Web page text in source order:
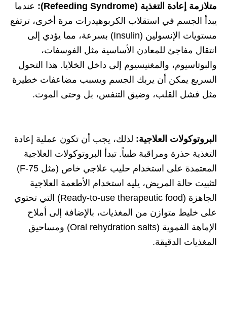
متلازمة إعادة التغذية (Refeeding Syndrome):
عندما
يبدأ الجسم في استقلاب الكربوهيدرات مرة أخرى، ترتفع
مستويات الإنسولين (Insulin) بسرعة، مما يؤدي إلى
انتقال مفاجئ للمعادن الأساسية مثل الفوسفات،
والبوتاسيوم، والمغنيسيوم إلى داخل الخلايا. هذا التحول
السريع يمكن أن يربك الجسم ويسبب مضاعفات خطيرة
مثل فشل القلب، وضيق التنفس، بل وحتى الموت.
البروتوكولات العلاجية:لذلك، يجب أن تكون عملية إعادة
التغذية حذرة ومراقبة طبياً. تبدأ البروتوكولات العلاجية
المعتمدة على استخدام حليب علاجي خاص (مثل F-75)
لتثبيت حالة المريض، يليه استخدام الأطعمة العلاجية
الجاهزة (Ready-to-use therapeutic food) التي تحتوي
على خليط متوازن من المغذيات، بالإضافة إلى أملاح
الإماهة الفموية (Oral rehydration salts) ومساحيق
المغذيات الدقيقة.